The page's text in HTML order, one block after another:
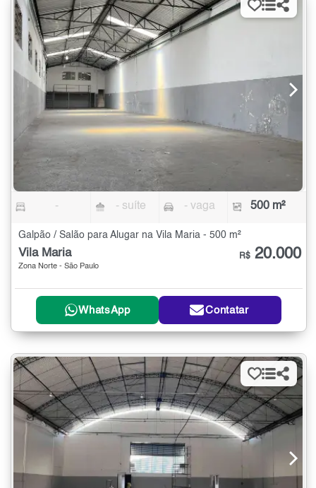
- - suíte - vaga 500 m²
Galpão / Salão para Alugar na Vila Maria - 500 m²
Vila Maria
Zona Norte - São Paulo
R$ 20.000
WhatsApp Contatar